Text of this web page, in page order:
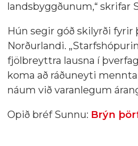
landsbyggðunum,“ skrifar
Hún segir góð skilyrði
Norðurlandi.
fjölbreyttra lausna í
koma að ráðuneyti
náum við varanlegum
Opið bréf Sunnu: Brýn